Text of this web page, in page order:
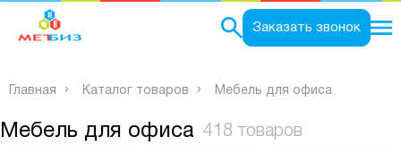
Заказать звонок
Главная Каталог товаров Мебель для офиса
Мебель для офиса 418 товаров